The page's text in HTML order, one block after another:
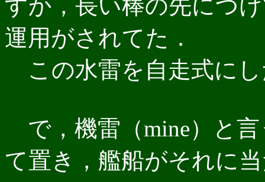
すか，長い棒の先につ
運用がされてた．
この水雷を自走式に
で，機雷（mine）と
て置き，艦船がそれに